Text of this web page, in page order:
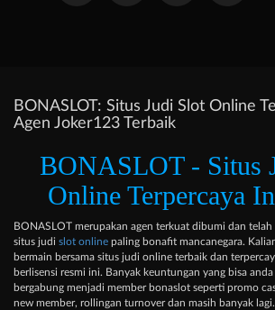
BONASLOT: Situs Judi Slot Online
Agen Joker123 Terbaik
BONASLOT - Situs
Online Terpercaya
BONASLOT merupakan agen terkuat dibumi dan telah
situs judi slot online paling bonafit mancanegara.
bermain bersama situs judi online terbaik dan
berlisensi resmi ini. Banyak keuntungan yang bisa
bergabung menjadi member bonaslot seperti promo
new member, rollingan turnover dan masih banyak lagi.